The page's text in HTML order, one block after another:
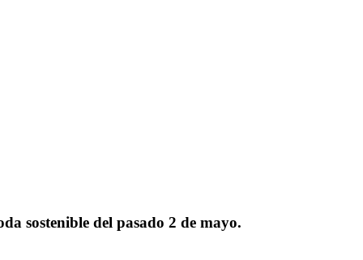
sostenible del pasado 2 de mayo.